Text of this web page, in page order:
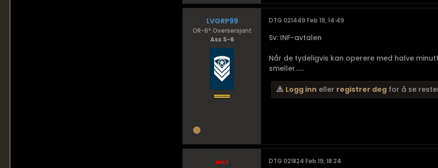
LVGRP99
OR-6* Oversersjant
Ass S-6
DTG 021449 Feb 19, 14:49
Sv: INF-avtalen
Når de tydeligvis kan operere med halve
smeller......
Logg inn eller registrer deg for å se
hvlt DTG 021824 Feb 19, 18:24